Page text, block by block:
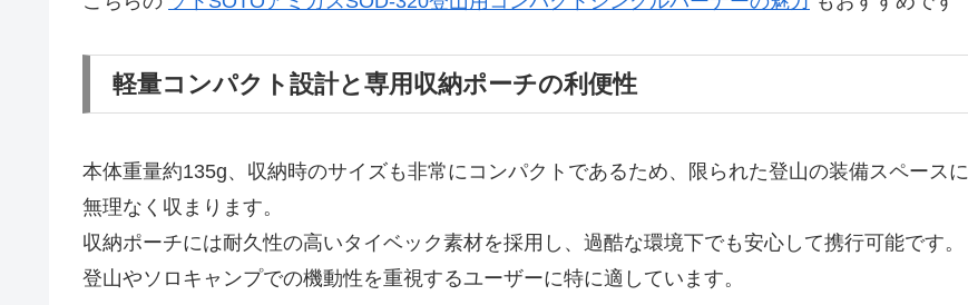
軽量コンパクト設計と専用収納ポーチの利便性
本体重量約135g、収納時のサイズも非常にコンパクトであるため、限られた登山の装備スペースに
無理なく収まります。
収納ポーチには耐久性の高いタイベック素材を採用し、過酷な環境下でも安心して携行可能です。
登山やソロキャンプでの機動性を重視するユーザーに特に適しています。